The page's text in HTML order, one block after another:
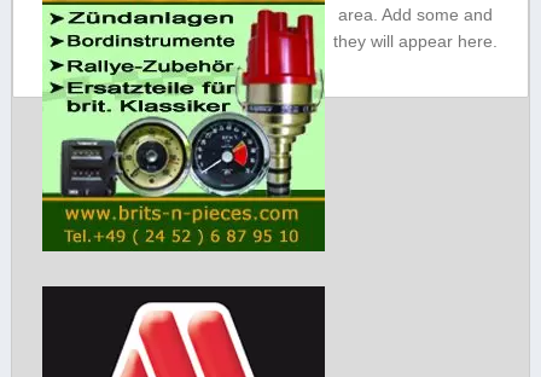
area. Add some and
they will appear here.